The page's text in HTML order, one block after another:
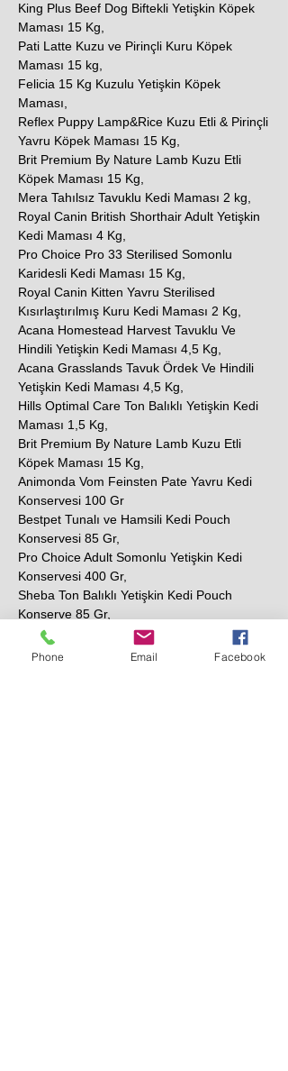
King Plus Beef Dog Biftekli Yetişkin Köpek
Maması 15 Kg,
Pati Latte Kuzu ve Pirinçli Kuru Köpek
Maması 15 kg,
Felicia 15 Kg Kuzulu Yetişkin Köpek
Maması,
Reflex Puppy Lamp&Rice Kuzu Etli & Pirinçli
Yavru Köpek Maması 15 Kg,
Brit Premium By Nature Lamb Kuzu Etli
Köpek Maması 15 Kg,
Mera Tahılsız Tavuklu Kedi Maması 2 kg,
Royal Canin British Shorthair Adult Yetişkin
Kedi Maması 4 Kg,
Pro Choice Pro 33 Sterilised Somonlu
Karidesli Kedi Maması 15 Kg,
Royal Canin Kitten Yavru Sterilised
Kısırlaştırılmış Kuru Kedi Maması 2 Kg,
Acana Homestead Harvest Tavuklu Ve
Hindili Yetişkin Kedi Maması 4,5 Kg,
Acana Grasslands Tavuk Ördek Ve Hindili
Yetişkin Kedi Maması 4,5 Kg,
Hills Optimal Care Ton Balıklı Yetişkin Kedi
Maması 1,5 Kg,
Brit Premium By Nature Lamb Kuzu Etli
Köpek Maması 15 Kg,
Animonda Vom Feinsten Pate Yavru Kedi
Konservesi 100 Gr
Bestpet Tunalı ve Hamsili Kedi Pouch
Konservesi 85 Gr,
Pro Choice Adult Somonlu Yetişkin Kedi
Konservesi 400 Gr,
Sheba Ton Balıklı Yetişkin Kedi Pouch
Konserve 85 Gr,
N&D Prime Tavuklu ve Narlı Tahılsız Yetişkin
Kedi Konservesi 80 Gr,
Phone Email Facebook